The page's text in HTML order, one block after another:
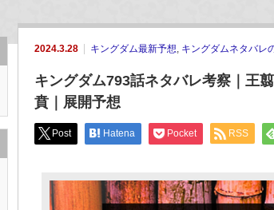
2024.3.28 キングダム最新予想, キングダムネタバレ
キングダム793話ネタバレ考察｜王
賁｜展開予想
Post Hatena Pocket RSS